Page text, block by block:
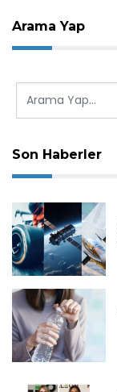
Arama Yap
Son Haberler